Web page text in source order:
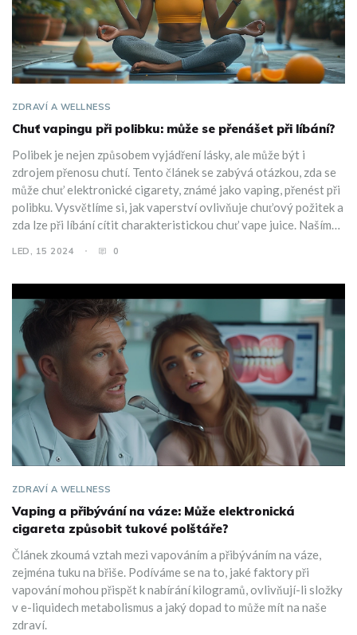
ZDRAVÍ A WELLNESS
Chuť vapingu při polibku: může se přenášet při líbání?
Polibek je nejen způsobem vyjádření lásky, ale může být i
zdrojem přenosu chutí. Tento článek se zabývá otázkou, zda se
může chuť elektronické cigarety, známé jako vaping, přenést při
polibku. Vysvětlíme si, jak vaperství ovlivňuje chuťový požitek a
zda lze při líbání cítit charakteristickou chuť vape juice. Naším
tématu.
LED, 15 2024 0
ZDRAVÍ A WELLNESS
Vaping a přibývání na váze: Může elektronická
cigareta způsobit tukové polštáře?
Článek zkoumá vztah mezi vapováním a přibýváním na váze,
zejména tuku na břiše. Podíváme se na to, jaké faktory při
vapování mohou přispět k nabírání kilogramů, ovlivňují-li složky
v e-liquidech metabolismus a jaký dopad to může mít na naše
zdraví.